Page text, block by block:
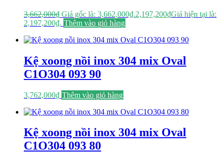
3,662,000₫ Giá gốc là: 3,662,000₫.2,197,200₫Giá hiện tại là:
2,197,200₫. Thêm vào giỏ hàng
Kệ xoong nồi inox 304 mix Oval
C1O304 093 90
3,762,000₫ Thêm vào giỏ hàng
Kệ xoong nồi inox 304 mix Oval
C1O304 093 80